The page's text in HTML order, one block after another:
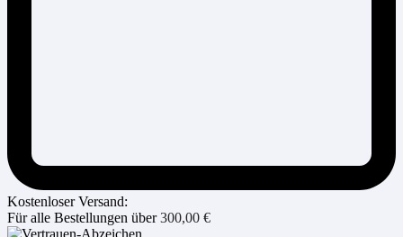
Kostenloser Versand:
Für alle Bestellungen über300,00 €